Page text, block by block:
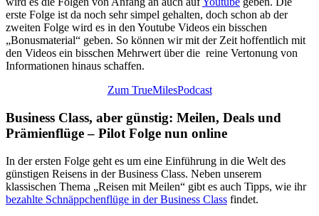
erste Folge ist da noch sehr simpel gehalten, doch schon ab der
zweiten Folge wird es in den Youtube Videos ein bisschen
„Bonusmaterial“ geben. So können wir mit der Zeit hoffentlich mit
den Videos ein bisschen Mehrwert über die reine Vertonung von
Informationen hinaus schaffen.
Zum TrueMilesPodcast
Business Class, aber günstig: Meilen, Deals und
Prämienflüge – Pilot Folge nun online
In der ersten Folge geht es um eine Einführung in die Welt des
günstigen Reisens in der Business Class. Neben unserem
klassischen Thema „Reisen mit Meilen“ gibt es auch Tipps, wie ihr
bezahlte Schnäppchenflüge in der Business Class findet.